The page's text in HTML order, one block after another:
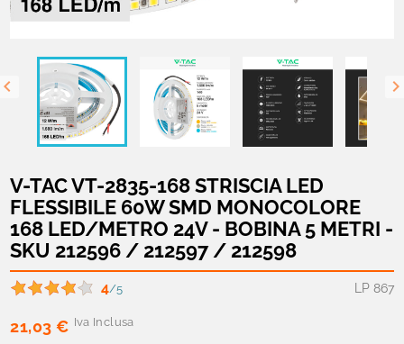
V-TAC VT-2835-168 STRISCIA LED
FLESSIBILE 60W SMD MONOCOLORE
168 LED/METRO 24V - BOBINA 5 METRI -
SKU 212596 / 212597 / 212598
LP 867
4/5
21,03 € Iva Inclusa